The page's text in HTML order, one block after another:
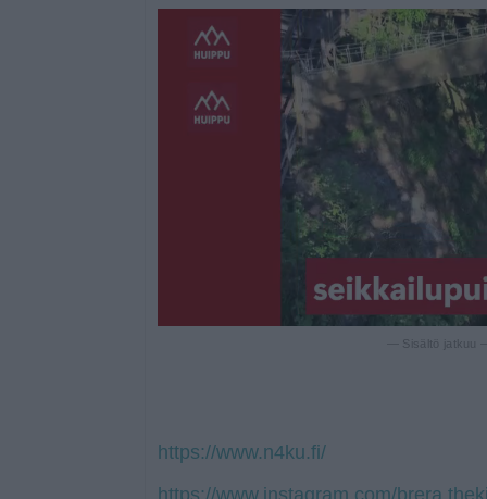
— Sisältö jatkuu —
https://www.n4ku.fi/
https://www.instagram.com/